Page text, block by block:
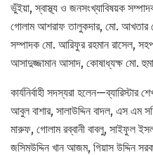
ভুঁইয়া, স্বাস্থ্য ও জনসংখ্যাবিষয়ক
গোলাম আশরাফ তালুকদার, মো. আখতার
সম্পাদক মো. আরিফুর রহমান রাসেল,
আসাদুজ্জামান আসাদ, কোষাধ্যক্ষ মো.
কার্যনির্বাহী সদস্যরা
আবুল বাশার, সালাউদ্দিন বাদল, এস এম
মারুফ, গোলাম রব্বানী বাবলু, সাইফুল
জসিমউদ্দিন খান আজম, গিয়াস উদ্দিন